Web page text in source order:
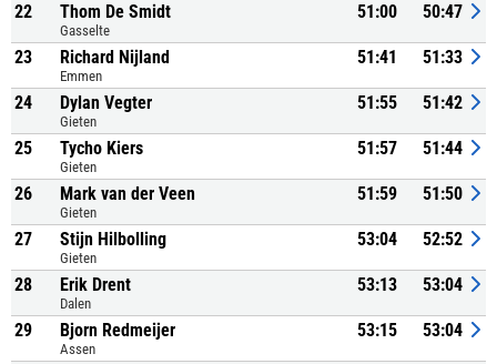
22 Thom De Smidt
Gasselte
51:00 50:47
23 Richard Nijland
Emmen
51:41 51:33
24 Dylan Vegter
Gieten
51:55 51:42
25 Tycho Kiers
Gieten
51:57 51:44
26 Mark van der Veen
Gieten
51:59 51:50
27 Stijn Hilbolling
Gieten
53:04 52:52
28 Erik Drent
Dalen
53:13 53:04
29 Bjorn Redmeijer
Assen
53:15 53:04